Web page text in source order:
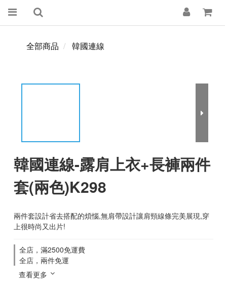
全部商品 韓國連線
韓國連線-露肩上衣+長褲兩件
套(兩色)K298
兩件套設計省去搭配的煩惱,無肩帶設計讓肩頸線條完美展現,穿
上很時尚又出片!
全店，滿2500免運費
全店，兩件免運
查看更多